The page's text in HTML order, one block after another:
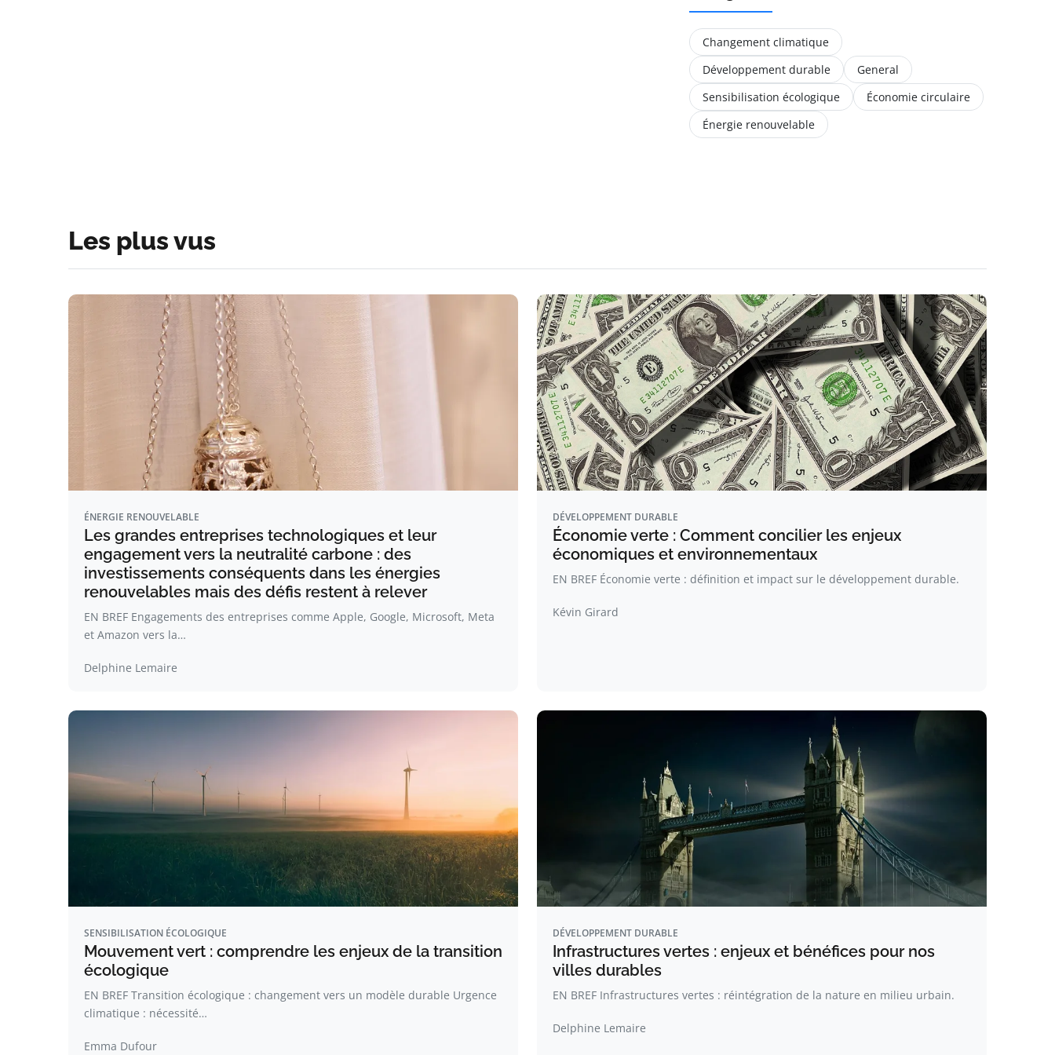
Changement climatique
Développement durable
General
Sensibilisation écologique
Économie circulaire
Énergie renouvelable
Les plus vus
ÉNERGIE RENOUVELABLE
Les grandes entreprises technologiques et leur
engagement vers la neutralité carbone : des
investissements conséquents dans les énergies
renouvelables mais des défis restent à relever
EN BREF Engagements des entreprises comme Apple, Google, Microsoft, Meta
et Amazon vers la…
Delphine Lemaire
DÉVELOPPEMENT DURABLE
Économie verte : Comment concilier les enjeux
économiques et environnementaux
EN BREF Économie verte : définition et impact sur le développement durable.
Kévin Girard
SENSIBILISATION ÉCOLOGIQUE
Mouvement vert : comprendre les enjeux de la transition
écologique
EN BREF Transition écologique : changement vers un modèle durable Urgence
climatique : nécessité…
Emma Dufour
DÉVELOPPEMENT DURABLE
Infrastructures vertes : enjeux et bénéfices pour nos
villes durables
EN BREF Infrastructures vertes : réintégration de la nature en milieu urbain.
Delphine Lemaire